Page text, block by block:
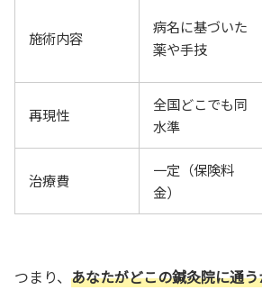
施術内容
病名に基づいた
薬や手技
再現性
全国どこでも同
水準
治療費
一定（保険料
金）
つまり、 あなたがどこの鍼灸院に通